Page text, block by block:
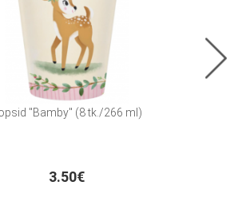
"Bamby" (8 tk./266 ml)
3.50€